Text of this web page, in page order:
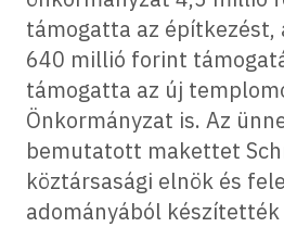
támogatta az építkezést,
640 millió forint
támogatta az új
Önkormányzat is. Az
bemutatott makettet
köztársasági elnök és
adományából készítették